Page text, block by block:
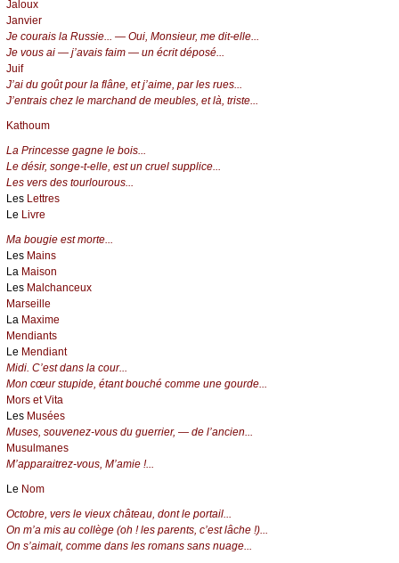
Jaloux
Janvier
Je courais la Russie... — Oui, Monsieur, me dit-elle...
Je vous ai — j’avais faim — un écrit déposé...
Juif
J’ai du goût pour la flâne, et j’aime, par les rues...
J’entrais chez le marchand de meubles, et là, triste...
Kathoum
La Princesse gagne le bois...
Le désir, songe-t-elle, est un cruel supplice...
Les vers des tourlourous...
Les Lettres
Le Livre
Ma bougie est morte...
Les Mains
La Maison
Les Malchanceux
Marseille
La Maxime
Mendiants
Le Mendiant
Midi. C’est dans la cour...
Mon cœur stupide, étant bouché comme une gourde...
Mors et Vita
Les Musées
Muses, souvenez-vous du guerrier, — de l’ancien...
Musulmanes
M’apparaitrez-vous, M’amie !...
Le Nom
Octobre, vers le vieux château, dont le portail...
On m’a mis au collège (oh ! les parents, c’est lâche !)...
On s’aimait, comme dans les romans sans nuage...